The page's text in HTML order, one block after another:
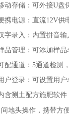
动存储：可外接U盘
携电源：直流12V供
字录入：内置拼音
品管理：可添加样
配通道： 5通道检测
户登录：可设置用
含测土配方施肥软
地头操作，携带方